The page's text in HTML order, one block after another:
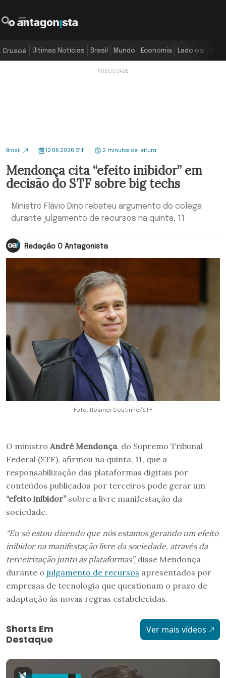
Crusoé Últimas Notícias Brasil Mundo Economia Lado oa!
Brasil 12.06.2026 21:11 2 minutos de leitura
Mendonça cita “efeito inibidor” em
decisão do STF sobre big techs
Ministro Flávio Dino rebateu argumento do colega
durante julgamento de recursos na quinta, 11
Redação O Antagonista
Foto: Rosinei Coutinho/STF
O ministro André Mendonça, do Supremo Tribunal
Federal (STF), afirmou na quinta, 11, que a
responsabilização das plataformas digitais por
conteúdos publicados por terceiros pode gerar um
“efeito inibidor”sobre a livre manifestação da
sociedade.
“Eu só estou dizendo que nós estamos gerando um efeito
inibidor na manifestação livre da sociedade, através da
terceirização junto às plataformas”, disse Mendonça
durante o julgamento de recursos apresentados por
empresas de tecnologia que questionam o prazo de
adaptação às novas regras estabelecidas.
Shorts Em
Destaque
Ver mais vídeos